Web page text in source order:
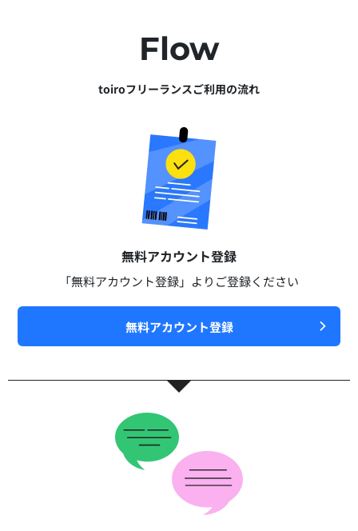
Flow
toiroフリーランスご利用の流れ
無料アカウント登録​
「無料アカウント登録」よりご登録ください​
無料アカウント登録